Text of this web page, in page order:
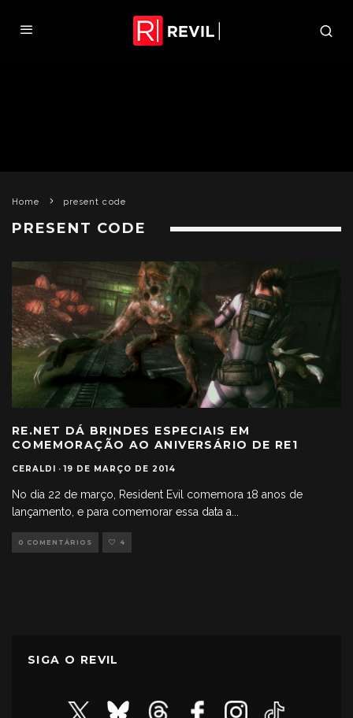
Home present code
PRESENT CODE
RE.NET DÁ BRINDES ESPECIAIS EM
COMEMORAÇÃO AO ANIVERSÁRIO DE RE1
CERALDI · 19 DE MARÇO DE 2014
No dia 22 de março, Resident Evil comemora 18 anos de
lançamento, e para comemorar essa data a
0 COMENTÁRIOS 4
SIGA O REVIL